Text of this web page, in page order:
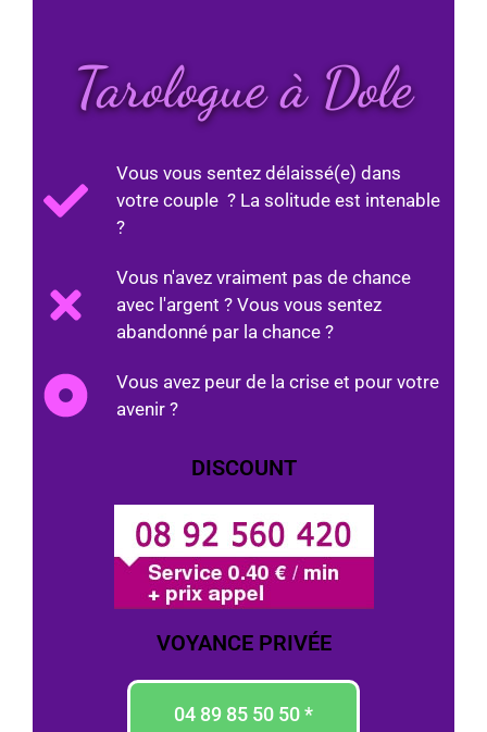
Tarologue à Dole
Vous vous sentez délaissé(e) dans
votre couple ? La solitude est intenable
?
Vous n'avez vraiment pas de chance
avec l'argent ? Vous vous sentez
abandonné par la chance ?
Vous avez peur de la crise et pour votre
avenir ?
DISCOUNT
VOYANCE PRIVÉE
04 89 85 50 50 *